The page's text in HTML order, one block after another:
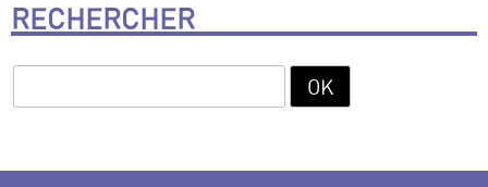
RECHERCHER